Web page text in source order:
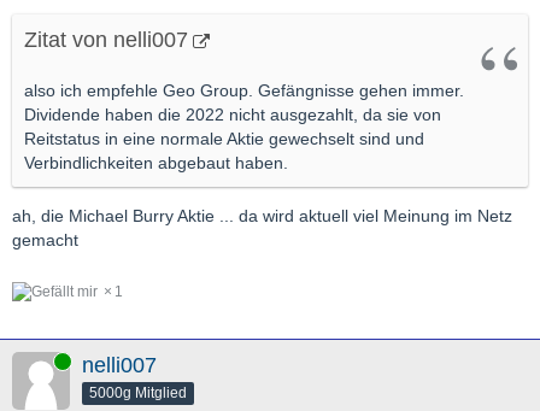
Zitat von nelli007
also ich empfehle Geo Group. Gefängnisse gehen immer.
Dividende haben die 2022 nicht ausgezahlt, da sie von
Reitstatus in eine normale Aktie gewechselt sind und
Verbindlichkeiten abgebaut haben.
ah, die Michael Burry Aktie ... da wird aktuell viel Meinung im Netz
gemacht
1
Online nelli007
5000g Mitglied